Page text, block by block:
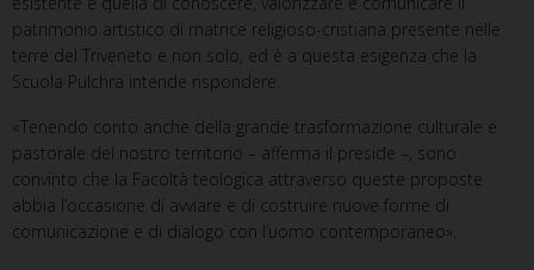
patrimonio artistico di matrice religioso-cristiana presente nelle
terre del Triveneto e non solo, ed è a questa esigenza che la
Scuola Pulchra intende rispondere.
«Tenendo conto anche della grande trasformazione culturale e
pastorale del nostro territorio – afferma il preside –, sono
convinto che la Facoltà teologica attraverso queste proposte
abbia l’occasione di avviare e di costruire nuove forme di
comunicazione e di dialogo con l’uomo contemporaneo».